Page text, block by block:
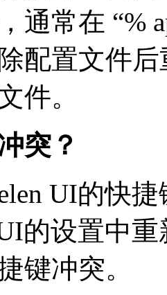
通常在 “%
配置文件
件。
突？
UI的快捷
的设置中
键冲突。